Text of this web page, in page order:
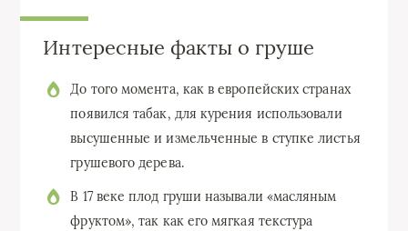
Интересные факты о груше
До того момента, как в европейских странах
появился табак, для курения использовали
высушенные и измельченные в ступке листья
грушевого дерева.
В 17 веке плод груши называли «масляным
фруктом», так как его мягкая текстура